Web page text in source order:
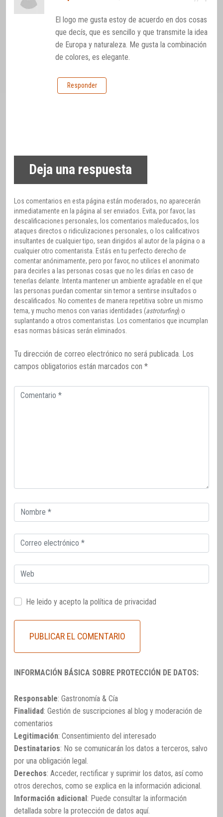
El logo me gusta estoy de acuerdo en dos cosas
que decís, que es sencillo y que transmite la idea
de Europa y naturaleza. Me gusta la combinación
de colores, es elegante.
Responder
Deja una respuesta
Los comentarios en esta página están moderados, no aparecerán
inmediatamente en la página al ser enviados. Evita, por favor, las
descalificaciones personales, los comentarios maleducados, los
ataques directos o ridiculizaciones personales, o los calificativos
insultantes de cualquier tipo, sean dirigidos al autor de la página o a
cualquier otro comentarista. Estás en tu perfecto derecho de
comentar anónimamente, pero por favor, no utilices el anonimato
para decirles a las personas cosas que no les dirías en caso de
tenerlas delante. Intenta mantener un ambiente agradable en el que
las personas puedan comentar sin temor a sentirse insultados o
descalificados. No comentes de manera repetitiva sobre un mismo
tema, y mucho menos con varias identidades (astroturfing) o
suplantando a otros comentaristas. Los comentarios que incumplan
esas normas básicas serán eliminados.
Tu dirección de correo electrónico no será publicada. Los
campos obligatorios están marcados con *
Comentario
Correo
electrónico
Correo
electrónico
Web
He leido y acepto la política de privacidad
INFORMACIÓN BÁSICA SOBRE PROTECCIÓN DE DATOS:
Responsable: Gastronomía & Cía
Finalidad: Gestión de suscripciones al blog y moderación de
comentarios
Legitimación: Consentimiento del interesado
Destinatarios: No se comunicarán los datos a terceros, salvo
por una obligación legal.
Derechos: Acceder, rectificar y suprimir los datos, así como
otros derechos, como se explica en la información adicional.
Información adicional : Puede consultar la información
detallada sobre la protección de datos aquí.